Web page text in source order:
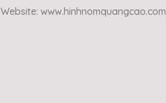
Website: www.hinhnomquangcao.com